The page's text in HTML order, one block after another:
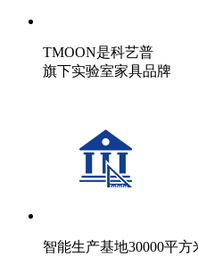
TMOON是科艺普
旗下实验室家具品牌
智能生产基地30000平方